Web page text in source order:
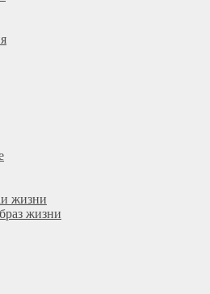
жизни
жизни